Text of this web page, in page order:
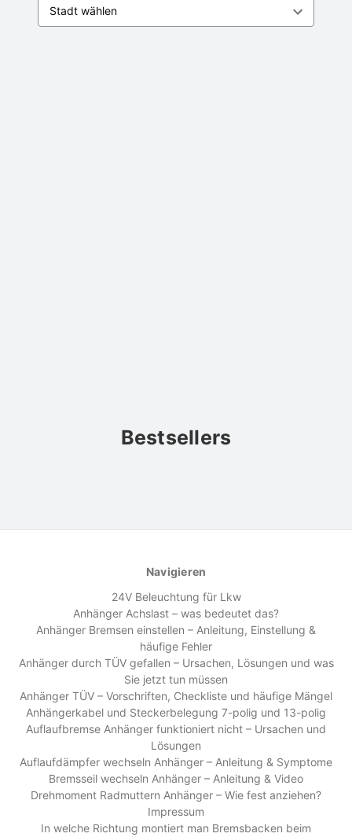
Bestsellers
Navigieren
24V Beleuchtung für Lkw
Anhänger Achslast – was bedeutet das?
Anhänger Bremsen einstellen – Anleitung, Einstellung &
häufige Fehler
Anhänger durch TÜV gefallen – Ursachen, Lösungen und was
Sie jetzt tun müssen
Anhänger TÜV – Vorschriften, Checkliste und häufige Mängel
Anhängerkabel und Steckerbelegung 7-polig und 13-polig
Auflaufbremse Anhänger funktioniert nicht – Ursachen und
Lösungen
Auflaufdämpfer wechseln Anhänger – Anleitung & Symptome
Bremsseil wechseln Anhänger – Anleitung & Video
Drehmoment Radmuttern Anhänger – Wie fest anziehen?
Impressum
In welche Richtung montiert man Bremsbacken beim